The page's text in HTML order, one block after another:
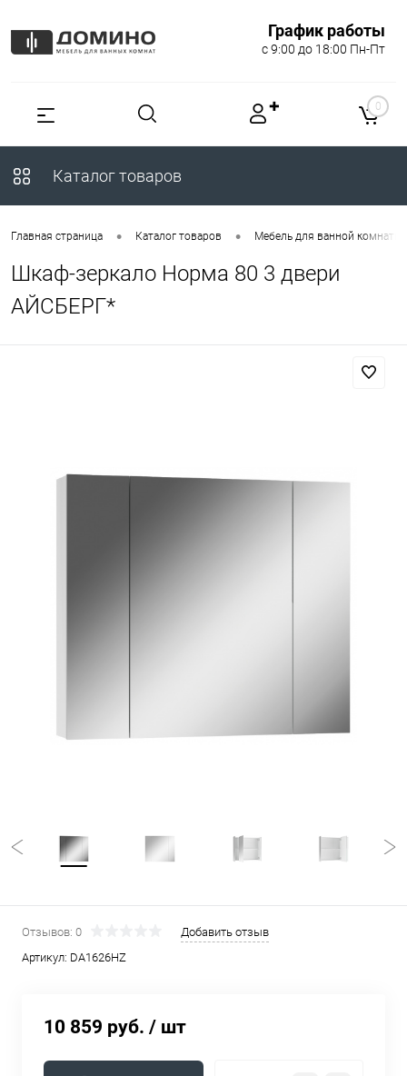
График работы
с 9:00 до 18:00 Пн-Пт
✚ 0
Каталог товаров
Главная страница • Каталог товаров • Мебель для ванной комнаты
Шкаф-зеркало Норма 80 3 двери
АЙСБЕРГ*
Отзывов: 0
Добавить отзыв
Артикул: DA1626HZ
10 859 руб. / шт